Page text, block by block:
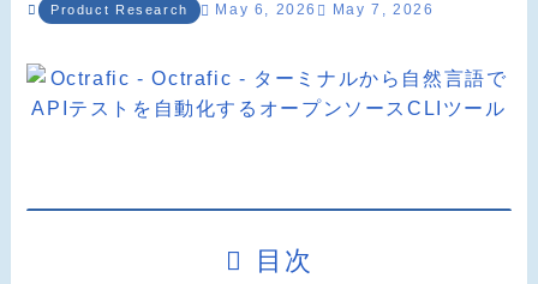
Product Research May 6, 2026 May 7, 2026
目次